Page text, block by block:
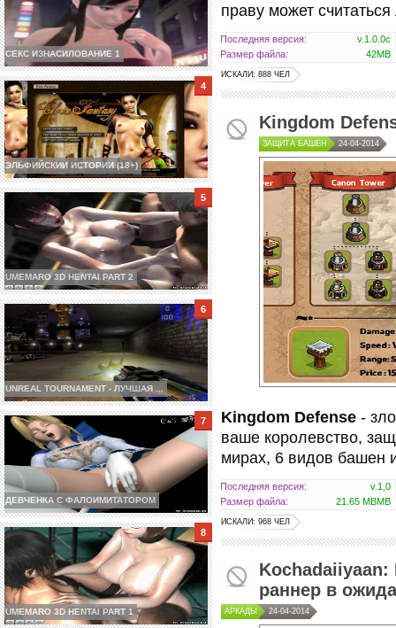
СЕКС ИЗНАСИЛОВАНИЕ 1
ЭЛЬФИЙСКИИ ИСТОРИИ (18+)
UMEMARO 3D HENTAI PART 2
UNREAL TOURNAMENT - ЛУЧШАЯ ...
ДЕВЧЕНКА С ФАЛОИМИТАТОРОМ
UMEMARO 3D HENTAI PART 1
праву может
Последняя версия:
v.1.0.0c
Размер файла:
42MB
ИСКАЛИ: 888 ЧЕЛ
Kingdom
ЗАЩИТА БАШЕН 24-04-2014
Kingdom Defense -
ваше королевство,
мирах, 6 видов башен
Последняя версия:
v.1,0
Размер файла:
21.65 MBMB
ИСКАЛИ: 968 ЧЕЛ
Kochadaiiyaan:
раннер в
АРКАДЫ 24-04-2014